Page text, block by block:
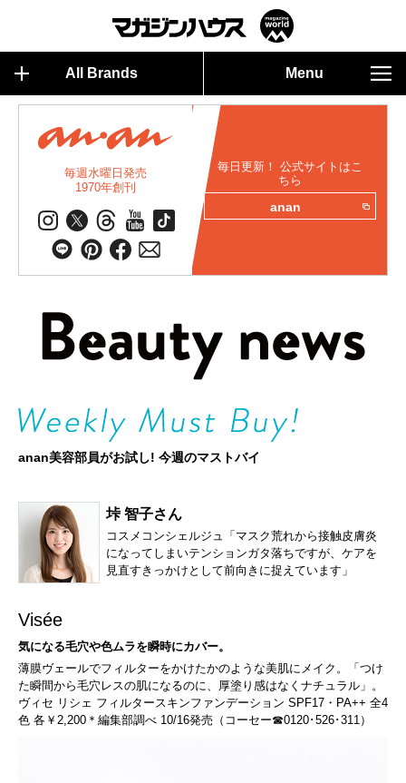
All Brands Menu
毎週水曜日発売
1970年創刊
毎日更新！ 公式サイトはこ
ちら
anan
anan美容部員がお試し! 今週のマストバイ
垰 智子さん
コスメコンシェルジュ「マスク荒れから接触皮膚炎
になってしまいテンションガタ落ちですが、ケアを
見直すきっかけとして前向きに捉えています」
Visée
気になる毛穴や色ムラを瞬時にカバー。
薄膜ヴェールでフィルターをかけたかのような美肌にメイク。「つけ
た瞬間から毛穴レスの肌になるのに、厚塗り感はなくナチュラル」。
ヴィセ リシェ フィルタースキンファンデーション SPF17・PA++ 全4
色 各￥2,200＊編集部調べ 10/16発売（コーセー☎0120･526･311）